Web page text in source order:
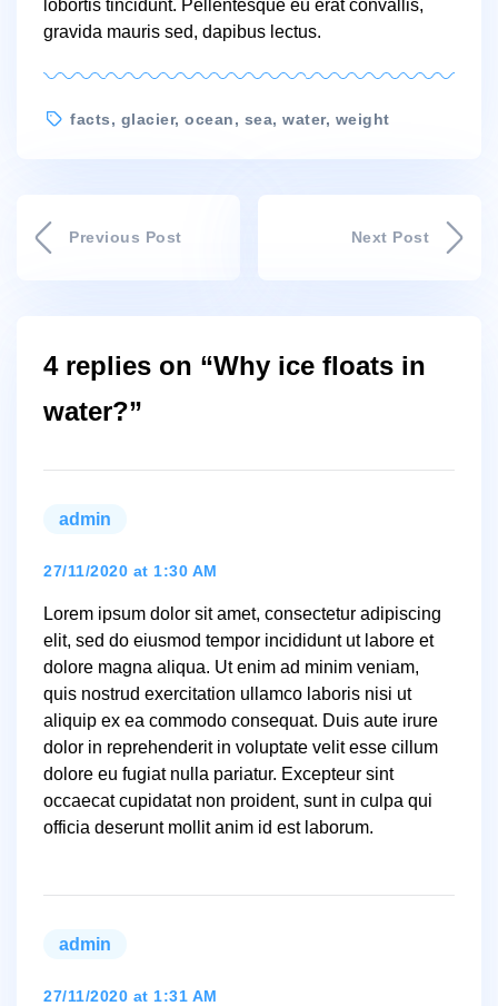
lobortis tincidunt. Pellentesque eu erat convallis,
gravida mauris sed, dapibus lectus.
Tagsfacts, glacier, ocean, sea, water, weight
Previous Post Next Post
4 replies on “Why ice floats in
water?”
admin
27/11/2020 at 1:30 AM
Lorem ipsum dolor sit amet, consectetur adipiscing
elit, sed do eiusmod tempor incididunt ut labore et
dolore magna aliqua. Ut enim ad minim veniam,
quis nostrud exercitation ullamco laboris nisi ut
aliquip ex ea commodo consequat. Duis aute irure
dolor in reprehenderit in voluptate velit esse cillum
dolore eu fugiat nulla pariatur. Excepteur sint
occaecat cupidatat non proident, sunt in culpa qui
officia deserunt mollit anim id est laborum.
admin
27/11/2020 at 1:31 AM